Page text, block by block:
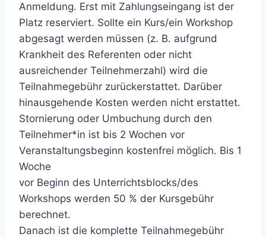
Anmeldung. Erst mit Zahlungseingang ist der
Platz reserviert. Sollte ein Kurs/ein Workshop
abgesagt werden müssen (z. B. aufgrund
Krankheit des Referenten oder nicht
ausreichender Teilnehmerzahl) wird die
Teilnahmegebühr zurückerstattet. Darüber
hinausgehende Kosten werden nicht erstattet.
Stornierung oder Umbuchung durch den
Teilnehmer*in ist bis 2 Wochen vor
Veranstaltungsbeginn kostenfrei möglich. Bis 1
Woche
vor Beginn des Unterrichtsblocks/des
Workshops werden 50 % der Kursgebühr
berechnet.
Danach ist die komplette Teilnahmegebühr